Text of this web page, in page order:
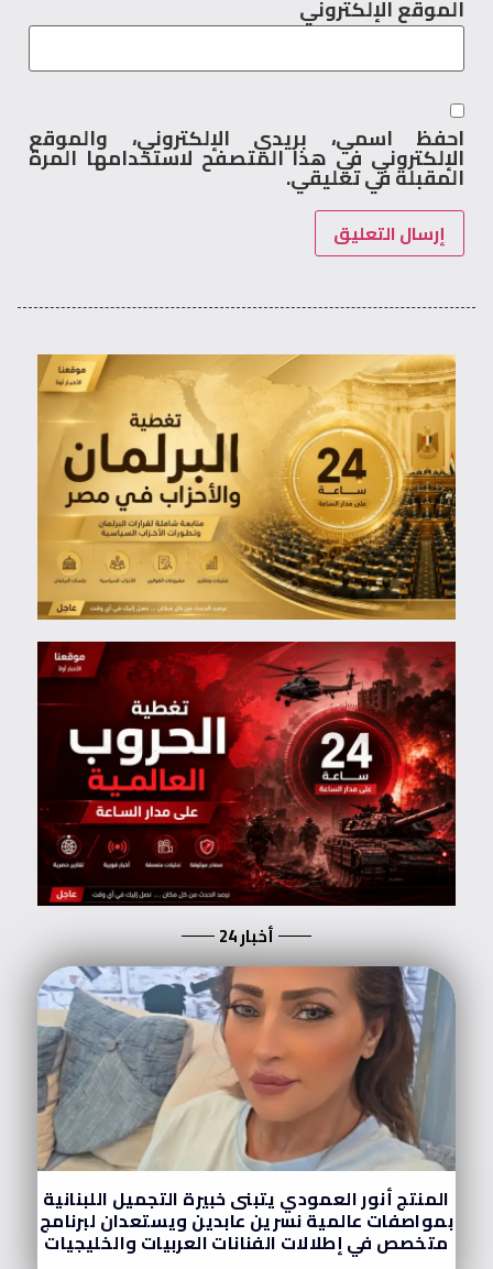
الموقع الإلكتروني
احفظ اسمي، بريدي الإلكتروني، والموقع
الإلكتروني في هذا المتصفح لاستخدامها المرة
المقبلة في تعليقي.
أخبار 24
المنتج أنور العمودي يتبنى خبيرة التجميل اللبنانية
بمواصفات عالمية نسرين عابدين ويستعدان لبرنامج
متخصص في إطلالات الفنانات العربيات والخليجيات